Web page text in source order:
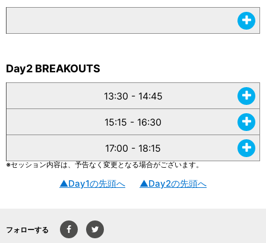
Day2 BREAKOUTS
13:30 - 14:45
15:15 - 16:30
17:00 - 18:15
※セッション内容は、予告なく変更となる場合がございます。
▲Day1の先頭へ ▲Day2の先頭へ
フォローする